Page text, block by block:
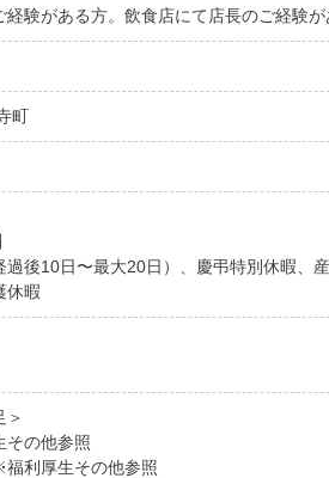
験がある方。飲食店にて店長のご経験が
町
過後10日〜最大20日）、慶弔特別休暇、
休暇
＞
の他参照
利厚生その他参照